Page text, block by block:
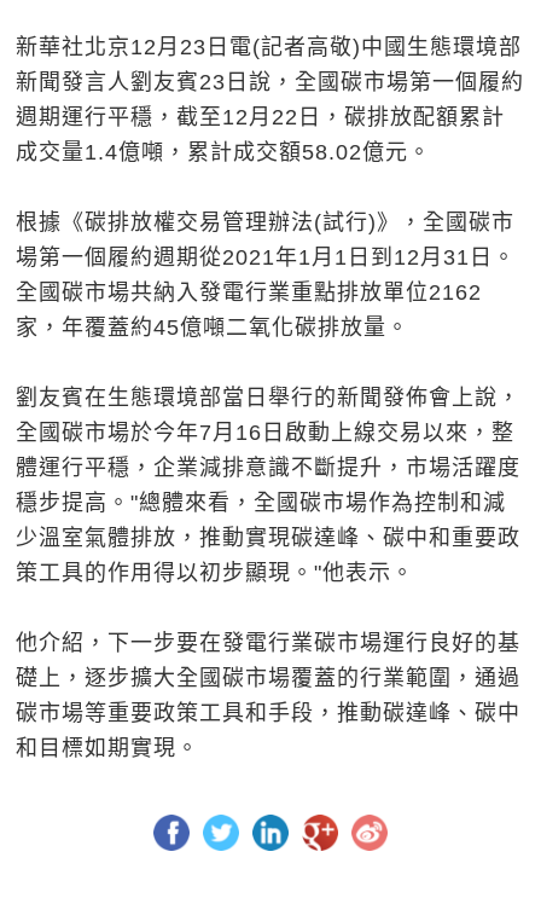
新華社北京12月23日電(記者高敬)中國生態環境部
新聞發言人劉友賓23日說，全國碳市場第一個履約
週期運行平穩，截至12月22日，碳排放配額累計
成交量1.4億噸，累計成交額58.02億元。
根據《碳排放權交易管理辦法(試行)》，全國碳市
場第一個履約週期從2021年1月1日到12月31日。
全國碳市場共納入發電行業重點排放單位2162
家，年覆蓋約45億噸二氧化碳排放量。
劉友賓在生態環境部當日舉行的新聞發佈會上說，
全國碳市場於今年7月16日啟動上線交易以來，整
體運行平穩，企業減排意識不斷提升，市場活躍度
穩步提高。"總體來看，全國碳市場作為控制和減
少溫室氣體排放，推動實現碳達峰、碳中和重要政
策工具的作用得以初步顯現。"他表示。
他介紹，下一步要在發電行業碳市場運行良好的基
礎上，逐步擴大全國碳市場覆蓋的行業範圍，通過
碳市場等重要政策工具和手段，推動碳達峰、碳中
和目標如期實現。